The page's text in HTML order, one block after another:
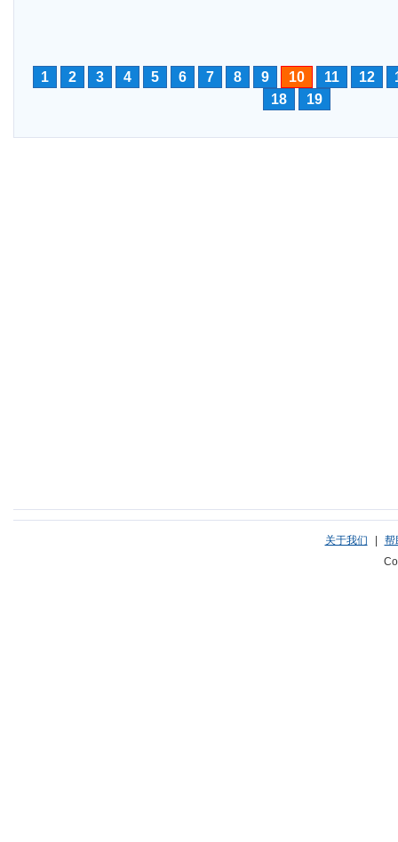
1 2 3 4 5 6 7 8 9 10 11 12
18
19
关于我们
帮